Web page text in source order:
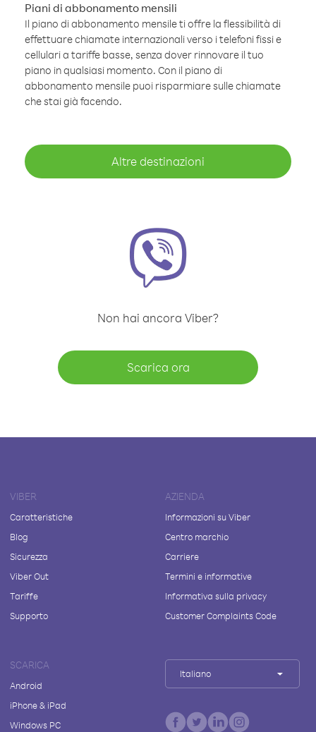
Piani di abbonamento mensili
Il piano di abbonamento mensile ti offre la flessibilità di
effettuare chiamate internazionali verso i telefoni fissi e
cellulari a tariffe basse, senza dover rinnovare il tuo
piano in qualsiasi momento. Con il piano di
abbonamento mensile puoi risparmiare sulle chiamate
che stai già facendo.
Altre destinazioni
Non hai ancora Viber?
Scarica ora
VIBER
Caratteristiche
Blog
Sicurezza
Viber Out
Tariffe
Supporto
AZIENDA
Informazioni su Viber
Centro marchio
Carriere
Termini e informative
Informativa sulla privacy
Customer Complaints Code
SCARICA
Android
iPhone & iPad
Windows PC
Italiano